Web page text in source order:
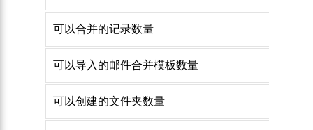
可以合并的记录数量
可以导入的邮件合并模板数量
可以创建的文件夹数量